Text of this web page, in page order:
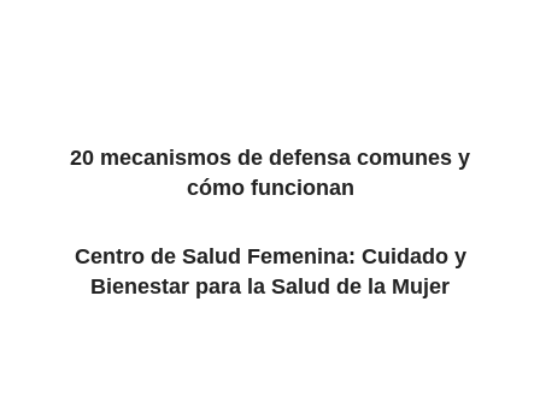
20 mecanismos de defensa comunes y
cómo funcionan
Centro de Salud Femenina: Cuidado y
Bienestar para la Salud de la Mujer